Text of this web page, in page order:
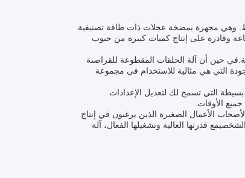
هي جهاز قوي يعمل بجهد 380 فولت ولديه طاقة تصنيفية تبلغ 132 كيلوواط. وهي مجهزة بمضخة عجلات ذات طاقة تصنيفية
من أنها تعمل بأقصى كفاءةهذه الآلة لديها قدرة 1500-2000 كجم / ساعة وقادرة على إنتاج كميات كبيرة من حبوب
حين أن آلة الحلقات المقطوعة للقراصنة
التي هي مثالية للاستخدام في مجموعة
التي تسمح لك لتعديل الإعدادات
الأوقات.
الأعمال الصغيرة الذين يرغبون في إنتاج
قدرتها العالية وتشغيلها الفعال، آلة